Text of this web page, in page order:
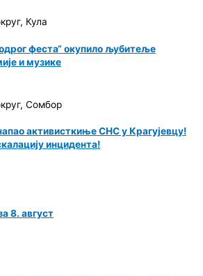
, Кула
феста“ окупило љубитеље
и музике
, Сомбор
активисткиње СНС у Крагујевцу!
инцидента!
8. август